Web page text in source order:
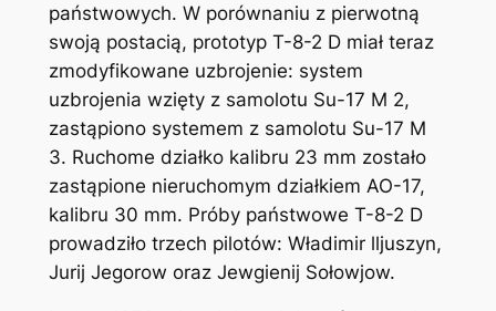
państwowych. W porównaniu z pierwotną
swoją postacią, prototyp T-8-2 D miał teraz
zmodyfikowane uzbrojenie: system
uzbrojenia wzięty z samolotu Su-17 M 2,
zastąpiono systemem z samolotu Su-17 M
3. Ruchome działko kalibru 23 mm zostało
zastąpione nieruchomym działkiem AO-17,
kalibru 30 mm. Próby państwowe T-8-2 D
prowadziło trzech pilotów: Władimir lljuszyn,
Jurij Jegorow oraz Jewgienij Sołowjow.